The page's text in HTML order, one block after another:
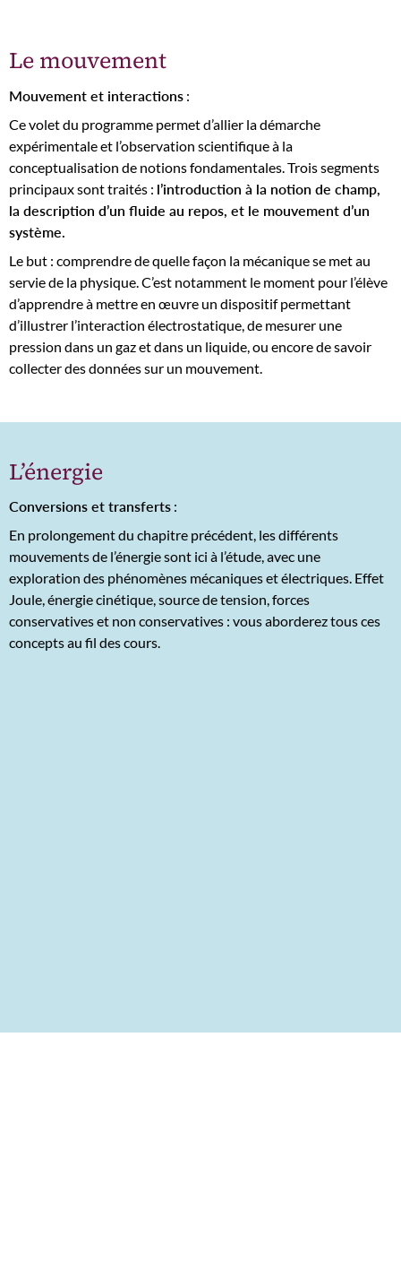
Le mouvement
Mouvement et interactions :
Ce volet du programme permet d’allier la démarche
expérimentale et l’observation scientifique à la
conceptualisation de notions fondamentales. Trois segments
principaux sont traités : l’introduction à la notion de champ,
la description d’un fluide au repos, et le mouvement d’un
système.
Le but : comprendre de quelle façon la mécanique se met au
servie de la physique. C’est notamment le moment pour l’élève
d’apprendre à mettre en œuvre un dispositif permettant
d’illustrer l’interaction électrostatique, de mesurer une
pression dans un gaz et dans un liquide, ou encore de savoir
collecter des données sur un mouvement.
L’énergie
Conversions et transferts :
En prolongement du chapitre précédent, les différents
mouvements de l’énergie sont ici à l’étude, avec une
exploration des phénomènes mécaniques et électriques. Effet
Joule, énergie cinétique, source de tension, forces
conservatives et non conservatives : vous aborderez tous ces
concepts au fil des cours.